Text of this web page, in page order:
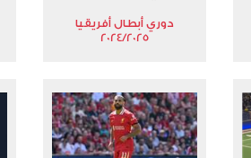
دوري أبطال أفريقيا
2024/2025